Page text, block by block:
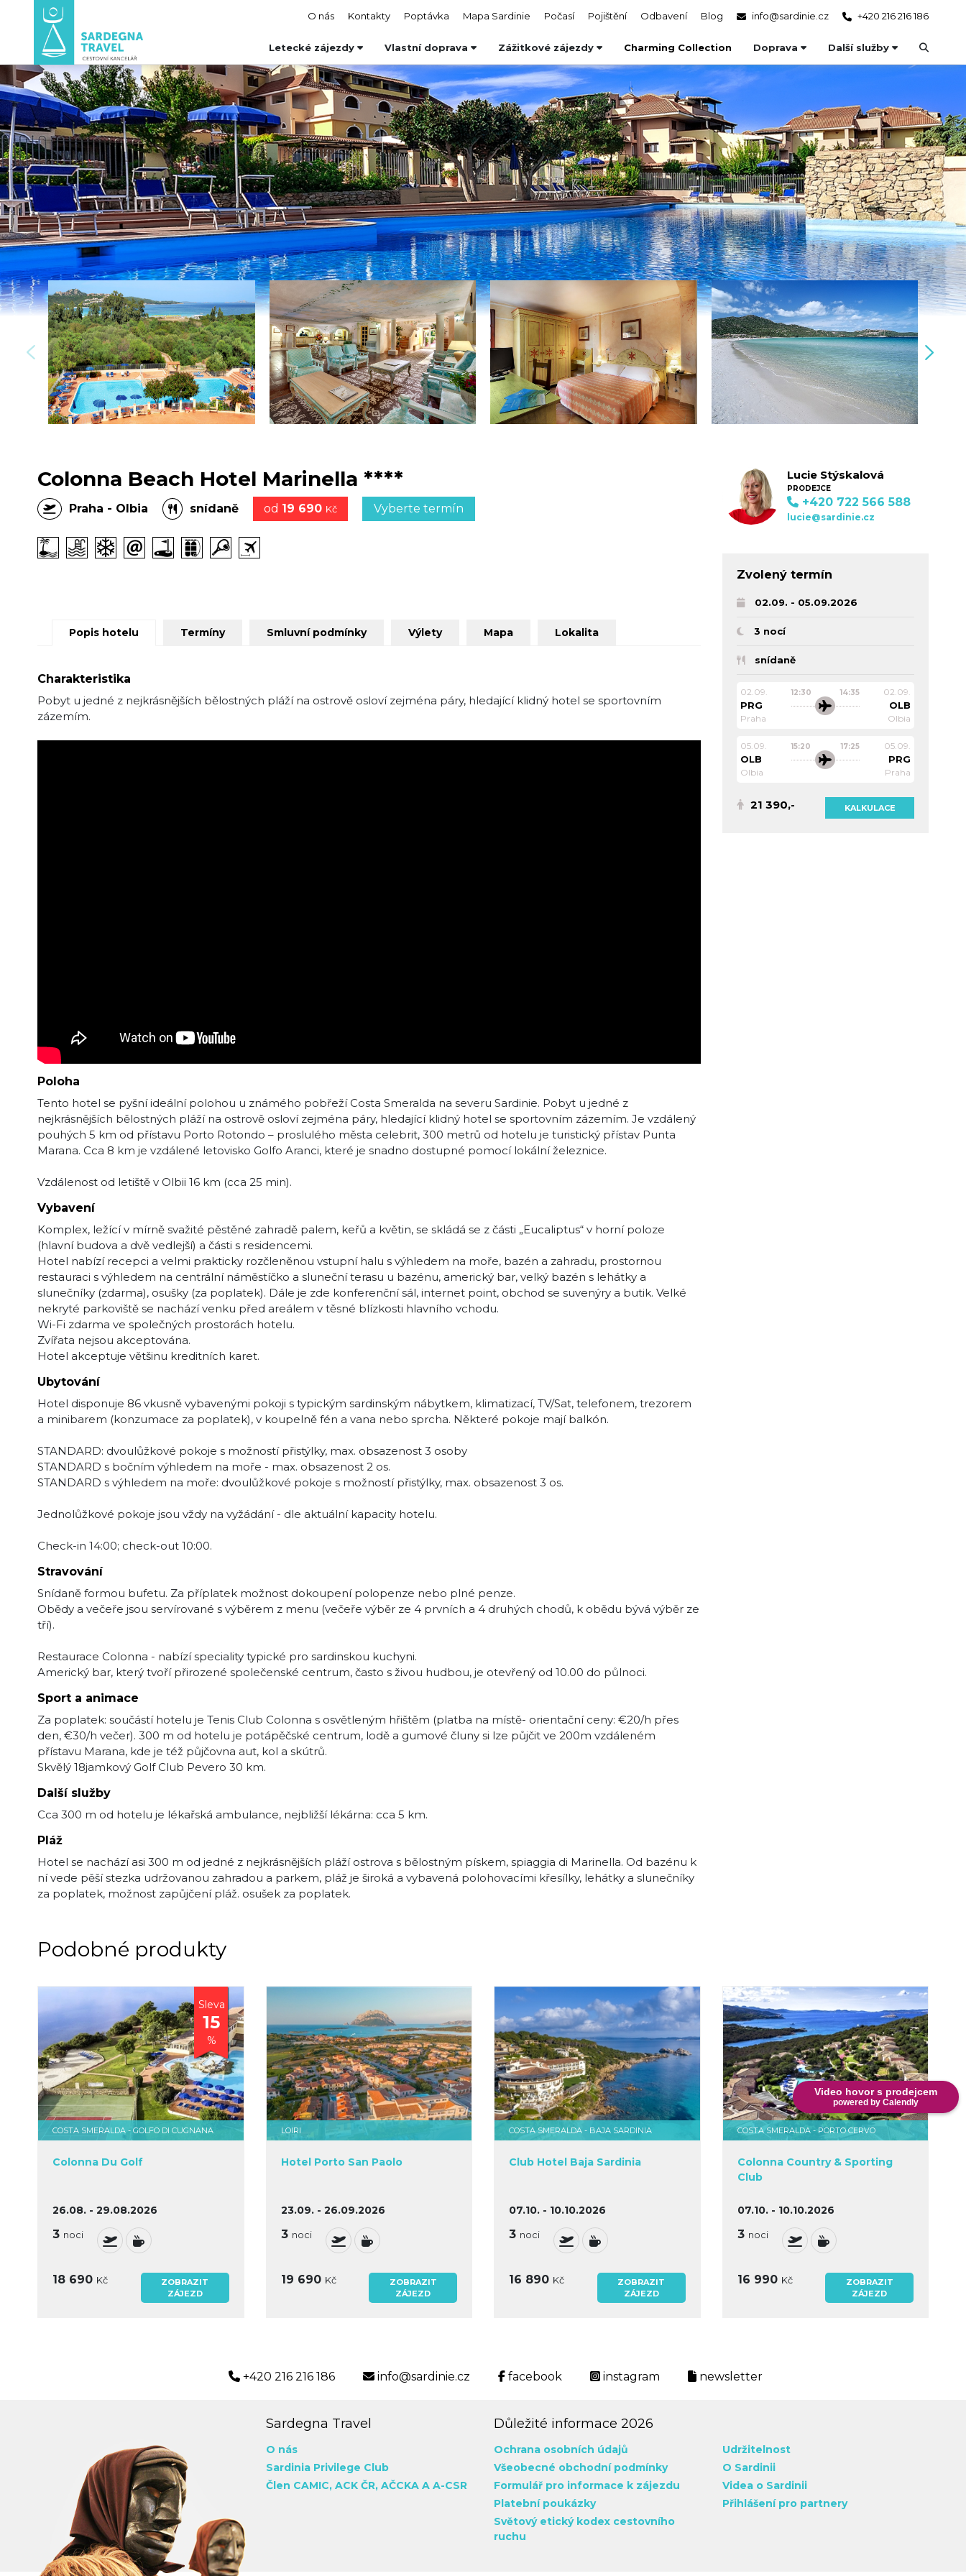
Video hovor s prodejcem
powered by Calendly
O nás Kontakty Poptávka Mapa Sardinie Počasí Pojištění Odbavení Blog info@sardinie.cz +420 216 216 186
Letecké zájezdy Vlastní doprava Zážitkové zájezdy Charming Collection Doprava Další služby
Colonna Beach Hotel Marinella ****
Praha - Olbia snídaně od 19 690 Kč Vyberte termín
Popis hotelu Termíny Smluvní podmínky Výlety Mapa Lokalita
Charakteristika
Pobyt u jedné z nejkrásnějších bělostných pláží na ostrově osloví zejména páry, hledající klidný hotel se sportovním
zázemím.
Poloha
Tento hotel se pyšní ideální polohou u známého pobřeží Costa Smeralda na severu Sardinie. Pobyt u jedné z
nejkrásnějších bělostných pláží na ostrově osloví zejména páry, hledající klidný hotel se sportovním zázemím. Je vzdálený
pouhých 5 km od přístavu Porto Rotondo – proslulého města celebrit, 300 metrů od hotelu je turistický přístav Punta
Marana. Cca 8 km je vzdálené letovisko Golfo Aranci, které je snadno dostupné pomocí lokální železnice.
Vzdálenost od letiště v Olbii 16 km (cca 25 min).
Vybavení
Komplex, ležící v mírně svažité pěstěné zahradě palem, keřů a květin, se skládá se z části „Eucaliptus“ v horní poloze
(hlavní budova a dvě vedlejší) a části s residencemi.
Hotel nabízí recepci a velmi prakticky rozčleněnou vstupní halu s výhledem na moře, bazén a zahradu, prostornou
restauraci s výhledem na centrální náměstíčko a sluneční terasu u bazénu, americký bar, velký bazén s lehátky a
slunečníky (zdarma), osušky (za poplatek). Dále je zde konferenční sál, internet point, obchod se suvenýry a butik. Velké
nekryté parkoviště se nachází venku před areálem v těsné blízkosti hlavního vchodu.
Wi-Fi zdarma ve společných prostorách hotelu.
Zvířata nejsou akceptována.
Hotel akceptuje většinu kreditních karet.
Ubytování
Hotel disponuje 86 vkusně vybavenými pokoji s typickým sardinským nábytkem, klimatizací, TV/Sat, telefonem, trezorem
a minibarem (konzumace za poplatek), v koupelně fén a vana nebo sprcha. Některé pokoje mají balkón.
STANDARD: dvoulůžkové pokoje s možností přistýlky, max. obsazenost 3 osoby
STANDARD s bočním výhledem na moře - max. obsazenost 2 os.
STANDARD s výhledem na moře: dvoulůžkové pokoje s možností přistýlky, max. obsazenost 3 os.
Jednolůžkové pokoje jsou vždy na vyžádání - dle aktuální kapacity hotelu.
Check-in 14:00; check-out 10:00.
Stravování
Snídaně formou bufetu. Za příplatek možnost dokoupení polopenze nebo plné penze.
Obědy a večeře jsou servírované s výběrem z menu (večeře výběr ze 4 prvních a 4 druhých chodů, k obědu bývá výběr ze
tří).
Restaurace Colonna - nabízí speciality typické pro sardinskou kuchyni.
Americký bar, který tvoří přirozené společenské centrum, často s živou hudbou, je otevřený od 10.00 do půlnoci.
Sport a animace
Za poplatek: součástí hotelu je Tenis Club Colonna s osvětleným hřištěm (platba na místě- orientační ceny: €20/h přes
den, €30/h večer). 300 m od hotelu je potápěčské centrum, lodě a gumové čluny si lze půjčit ve 200m vzdáleném
přístavu Marana, kde je též půjčovna aut, kol a skútrů.
Skvělý 18jamkový Golf Club Pevero 30 km.
Další služby
Cca 300 m od hotelu je lékařská ambulance, nejbližší lékárna: cca 5 km.
Pláž
Hotel se nachází asi 300 m od jedné z nejkrásnějších pláží ostrova s bělostným pískem, spiaggia di Marinella. Od bazénu k
ní vede pěší stezka udržovanou zahradou a parkem, pláž je široká a vybavená polohovacími křesílky, lehátky a slunečníky
za poplatek, možnost zapůjčení pláž. osušek za poplatek.
Lucie Stýskalová
PRODEJCE
+420 722 566 588
lucie@sardinie.cz
Zvolený termín
02.09. - 05.09.2026
3 nocí
snídaně
02.09.
PRG
Praha
12:30 14:35 02.09.
OLB
Olbia
05.09.
OLB
Olbia
15:20 17:25 05.09.
PRG
Praha
21 390,- KALKULACE
Podobné produkty
Sleva
15
%
COSTA SMERALDA - GOLFO DI CUGNANA
Colonna Du Golf
26.08. - 29.08.2026
3 noci
18 690 Kč
ZOBRAZIT
ZÁJEZD
LOIRI
Hotel Porto San Paolo
23.09. - 26.09.2026
3 noci
19 690 Kč
ZOBRAZIT
ZÁJEZD
COSTA SMERALDA - BAJA SARDINIA
Club Hotel Baja Sardinia
07.10. - 10.10.2026
3 noci
16 890 Kč
ZOBRAZIT
ZÁJEZD
COSTA SMERALDA - PORTO CERVO
Colonna Country & Sporting
Club
07.10. - 10.10.2026
3 noci
16 990 Kč
ZOBRAZIT
ZÁJEZD
+420 216 216 186 info@sardinie.cz facebook instagram newsletter
Sardegna Travel
O nás
Sardinia Privilege Club
Člen CAMIC, ACK ČR, AČCKA A A-CSR
Důležité informace 2026
Ochrana osobních údajů
Všeobecné obchodní podmínky
Formulář pro informace k zájezdu
Platební poukázky
Světový etický kodex cestovního
ruchu
Udržitelnost
O Sardinii
Videa o Sardinii
Přihlášení pro partnery